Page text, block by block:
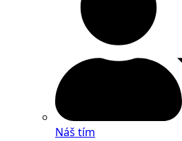
Náš tím